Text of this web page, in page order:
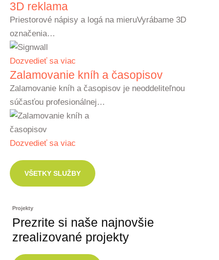
3D reklama
Priestorové nápisy a logá na mieruVyrábame 3D
označenia…
Dozvedieť sa viac
Zalamovanie kníh a časopisov
Zalamovanie kníh a časopisov je neoddeliteľnou
súčasťou profesionálnej…
Dozvedieť sa viac
VŠETKY SLUŽBY
Projekty
Prezrite si naše najnovšie
zrealizované projekty